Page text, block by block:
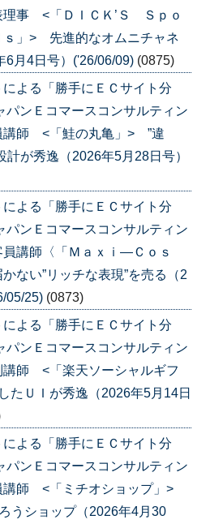
事 <「ＤＩＣＫ’Ｓ Ｓｐｏ
」> 先進的なオムニチャネ
6月4日号）('26/06/09) (0875)
による「勝手にＥＣサイト分
ンＥコマースコンサルティン
師 <「鮭の丸亀」> ”違
計が秀逸（2026年5月28日号）
による「勝手にＥＣサイト分
ンＥコマースコンサルティン
講師〈「Ｍａｘｉ―Ｃｏｓ
ない”リッチな表現”を売る（2
05/25) (0873)
による「勝手にＥＣサイト分
ンＥコマースコンサルティン
師 <「楽天ソーシャルギフ
たＵＩが秀逸（2026年5月14日
による「勝手にＥＣサイト分
ンＥコマースコンサルティン
師 <「ミチオショップ」>
うショップ（2026年4月30